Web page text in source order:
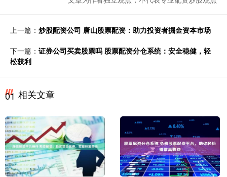
上一篇： 炒股配资公司 唐山股票配资：助力投资者掘金资本市场
下一篇： 证券公司买卖股票吗 股票配资分仓系统：安全稳健，轻
松获利
01 相关文章